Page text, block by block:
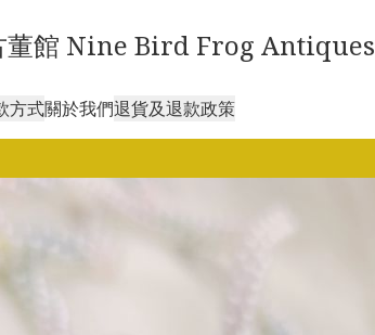
董館 Nine Bird Frog Antiques
方式關於我們退貨及退款政策